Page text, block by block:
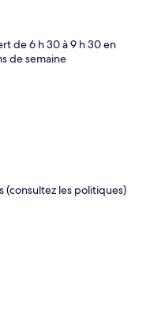
de 6 h 30 à 9 h 30 en
de semaine
(consultez les politiques)